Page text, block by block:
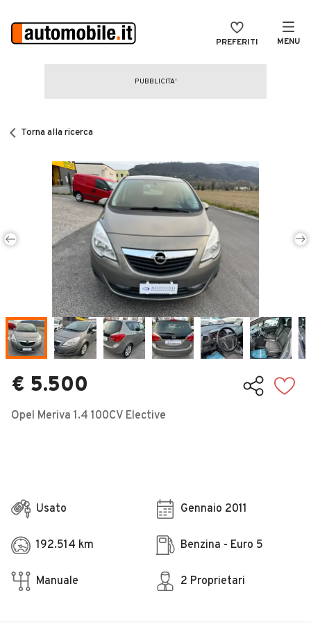
PREFERITI MENU
CERCA
Auto Nuove
Noleggio a lungo termine
Auto d'epoca
Moto
Camper
Veicoli Commerciali
Concessionari
Torna alla ricerca
€ 5.500
Opel Meriva 1.4 100CV Elective
Usato Gennaio 2011
192.514 km Benzina - Euro 5
Manuale 2 Proprietari